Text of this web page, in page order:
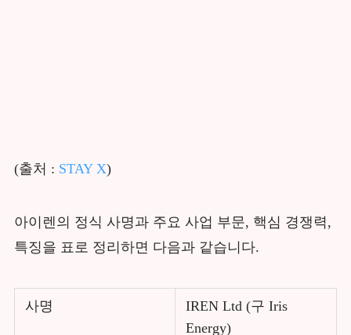
(출처 : STAY X)
아이렌의 정식 사명과 주요 사업 부문, 핵심 경쟁력,
특징을 표로 정리하면 다음과 같습니다.
사명
IREN Ltd (구 Iris
Energy)